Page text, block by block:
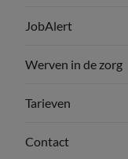
JobAlert
Werven in de zorg
Tarieven
Contact